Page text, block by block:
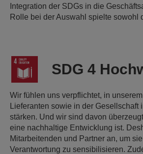
Integration der SDGs in die
Rolle bei der Auswahl spielte sowohl
SDG 4
Wir fühlen uns verpflichtet, in
Lieferanten sowie in der
stärken. Und wir sind davon
eine nachhaltige Entwicklung ist.
Mitarbeitenden und Partner an, um
Verantwortung zu sensibilisieren.